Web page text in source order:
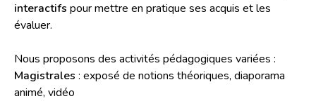
interactifs pour mettre en pratique ses acquis et les
évaluer.
Nous proposons des activités pédagogiques variées :
Magistrales : exposé de notions théoriques, diaporama
animé, vidéo